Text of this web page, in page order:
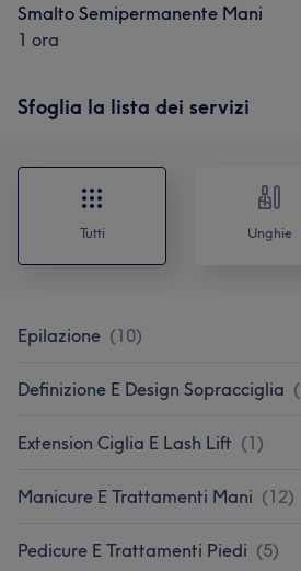
Smalto Semipermanente Mani
1 ora
Sfoglia la lista dei servizi
Tutti Unghie
Epilazione (10)
Definizione E Design Sopracciglia (
Extension Ciglia E Lash Lift (1)
Manicure E Trattamenti Mani (12)
Pedicure E Trattamenti Piedi (5)